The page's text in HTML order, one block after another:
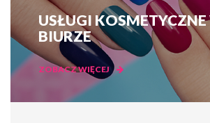
USŁUGI
BIURZE
ZOBACZ WIĘCEJ